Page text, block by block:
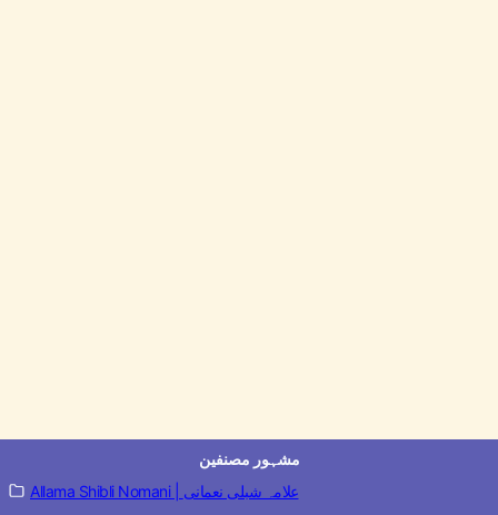
مشہور مصنفین
Allama Shibli Nomani | علامہ شبلی نعمانی